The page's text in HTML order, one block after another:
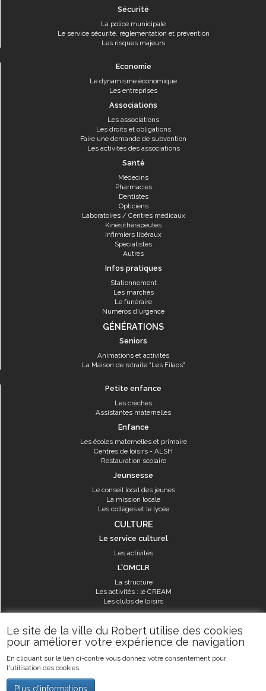
Le site de la ville du Robert utilise des cookies
pour améliorer votre expérience de navigation
En cliquant sur le lien ci-contre vous donnez votre consentement pour
l'utilisation des cookies.
Plus d'informations
Sécurité
La police municipale
Le service sécurité, réglementation et prévention
Les risques majeurs
Economie
Le dynamisme économique
Les entreprises
Associations
Les associations
Les droits et obligations
Faire une demande de subvention
Les activités des associations
Santé
Médecins
Pharmacies
Dentistes
Opticiens
Laboratoires / Centres médicaux
Kinésithérapeutes
Infirmiers libéraux
Spécialistes
Autres
Infos pratiques
Stationnement
Les marchés
Le funéraire
Numéros d'urgence
GÉNÉRATIONS
Seniors
Animations et activités
La Maison de retraite "Les Filaos"
Petite enfance
Les crèches
Assistantes maternelles
Enfance
Les écoles maternelles et primaire
Centres de loisirs - ALSH
Restauration scolaire
Jeunsesse
Le conseil local des jeunes
La mission locale
Les collèges et le lycée
CULTURE
Le service culturel
Les activités
L'OMCLR
La structure
Les activités : le CREAM
Les clubs de loisirs
SPORT
Les équipements sportifs
Les aménagements municipaux
Les activités